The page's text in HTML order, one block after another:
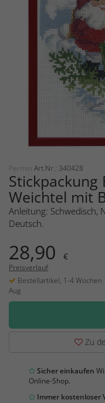
Permin Art.Nr.: 340428
Stickpackung
Weichtel mit
Anleitung: Schwedisch,
Deutsch.
28,90 €
Preisverlauf
Bestellartikel, 1-4 Wochen
Aug
Zu
Sicher einkaufen
Online-Shop.
Immer kostenloser